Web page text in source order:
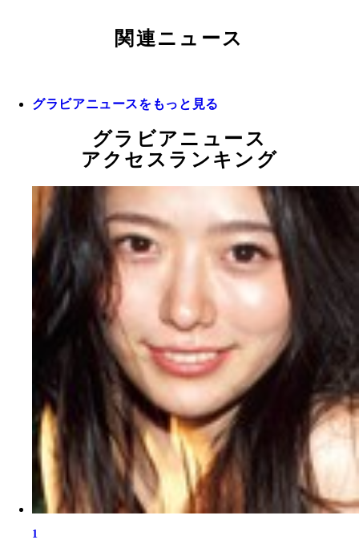
関連ニュース
グラビアニュースをもっと見る
グラビアニュース
アクセスランキング
1